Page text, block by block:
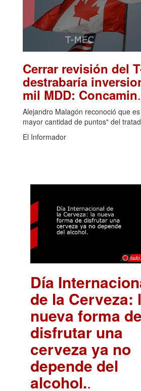
Cerrar revisión del
destrabaría
mil MDD: Concamin
Alejandro Malagón reconoció que
mayor cantidad de puntos" del
El Informador
Día
de la Cerveza:
nueva forma de
disfrutar una
cerveza ya no
depende del
alcohol..